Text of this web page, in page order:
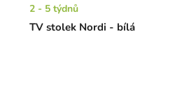
TV stolek Nordi - bílá
2 - 5 týdnů